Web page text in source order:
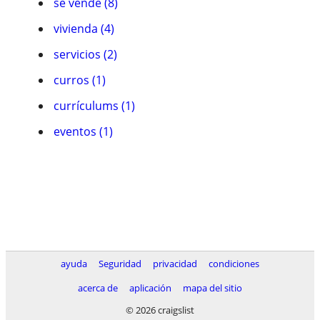
vivienda (4)
servicios (2)
curros (1)
currí­culums (1)
eventos (1)
ayuda Seguridad privacidad
condiciones
acerca de
aplicación
mapa del sitio
© 2026 craigslist